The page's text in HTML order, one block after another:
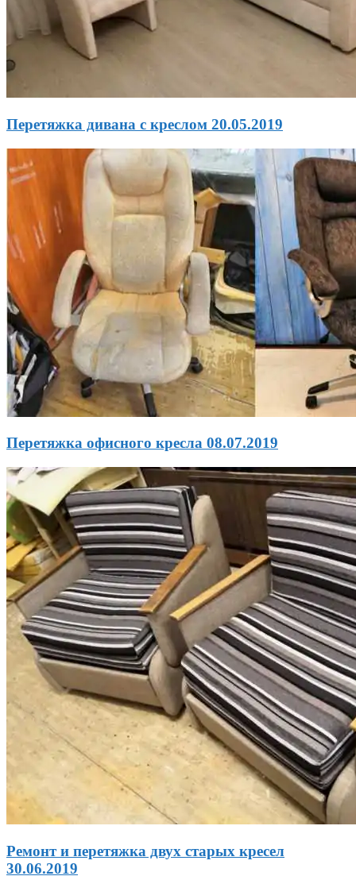
Перетяжка дивана с креслом 20.05.2019
Перетяжка офисного кресла 08.07.2019
Ремонт и перетяжка двух старых кресел
30.06.2019